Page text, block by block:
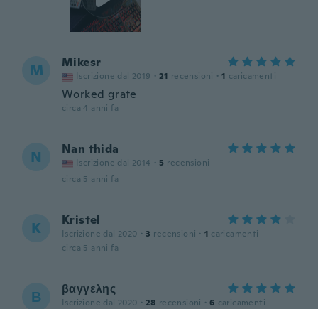
M Mikesr
Iscrizione dal 2019 · 21 recensioni · 1 caricamenti
Worked grate
circa 4 anni fa
N Nan thida
Iscrizione dal 2014 · 5 recensioni
circa 5 anni fa
K Kristel
Iscrizione dal 2020 · 3 recensioni · 1 caricamenti
circa 5 anni fa
Β βαγγελης
Iscrizione dal 2020 · 28 recensioni · 6 caricamenti